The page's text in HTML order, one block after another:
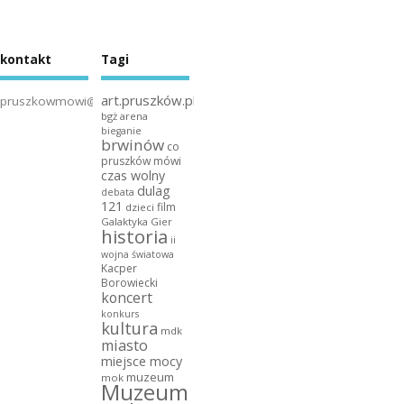
kontakt
pruszkowmowi@gmail.com
Tagi
art.pruszków.pl
bgż arena
bieganie
brwinów co
pruszków mówi
czas wolny
debata dulag
121 dzieci film
Galaktyka Gier
historia ii
wojna światowa
Kacper
Borowiecki
koncert
konkurs
kultura mdk
miasto
miejsce mocy
mok muzeum
Muzeum